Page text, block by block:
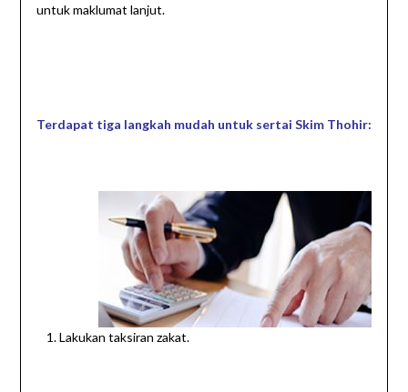
untuk maklumat lanjut.
Terdapat tiga langkah mudah untuk sertai Skim Thohir:
Lakukan taksiran zakat.